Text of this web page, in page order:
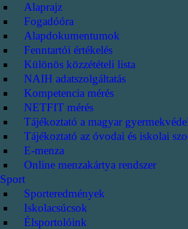
Alaprajz
Fogadóóra
Alapdokumentumok
Fenntartói értékelés
Különös közzétételi lista
NAIH adatszolgáltatás
Kompetencia mérés
NETFIT mérés
Tájékoztató a magyar
Tájékoztató az óvodai és iskolai
E-menza
Online menzakártya rendszer
Sport
Sporteredmények
Iskolacsúcsok
Élsportolóink